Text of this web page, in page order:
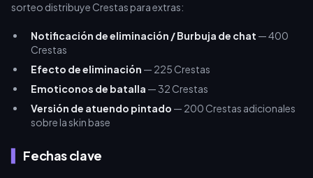
sorteo distribuye Crestas para extras:
Notificación de eliminación / Burbuja de chat — 400
Crestas
Efecto de eliminación — 225 Crestas
Emoticonos de batalla — 32 Crestas
Versión de atuendo pintado — 200 Crestas adicionales
sobre la skin base
Fechas clave